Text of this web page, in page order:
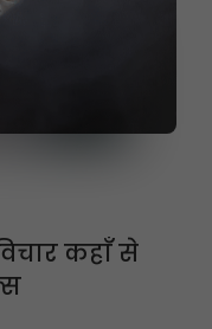
कहाँ से